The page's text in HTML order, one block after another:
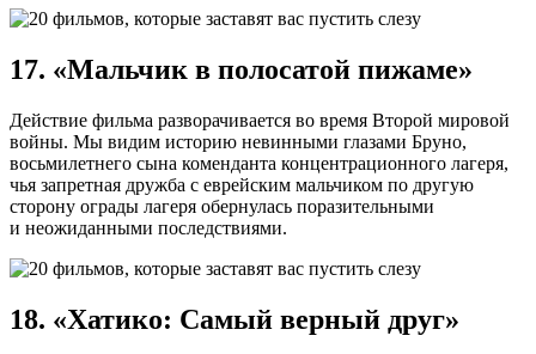
17. «Мальчик в полосатой пижаме»
Действие фильма разворачивается во время Второй мировой
войны. Мы видим историю невинными глазами Бруно,
восьмилетнего сына коменданта концентрационного лагеря,
чья запретная дружба с еврейским мальчиком по другую
сторону ограды лагеря обернулась поразительными
и неожиданными последствиями.
18. «Хатико: Самый верный друг»